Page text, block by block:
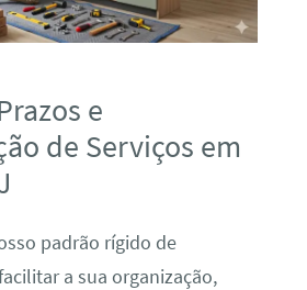
e
de Serviços em
padrão rígido de
a sua organização,